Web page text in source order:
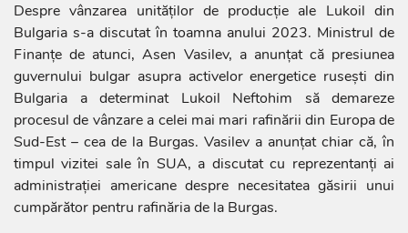
Despre vânzarea unităților de producție ale Lukoil din
Bulgaria s-a discutat în toamna anului 2023. Ministrul de
Finanțe de atunci, Asen Vasilev, a anunțat că presiunea
guvernului bulgar asupra activelor energetice rusești din
Bulgaria a determinat Lukoil Neftohim să demareze
procesul de vânzare a celei mai mari rafinării din Europa de
Sud-Est – cea de la Burgas. Vasilev a anunțat chiar că, în
timpul vizitei sale în SUA, a discutat cu reprezentanți ai
administrației americane despre necesitatea găsirii unui
cumpărător pentru rafinăria de la Burgas.